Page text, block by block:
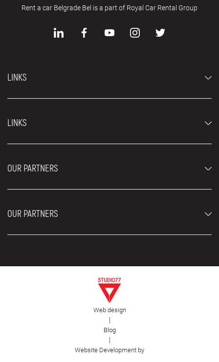
Rent a car Belgrade Bel is a part of Royal Car Rental Group
LINKS
Luxury cars
LINKS
Blog
OUR PARTNERS
OUR PARTNERS
Web design
|
Blog
|
Website Development by